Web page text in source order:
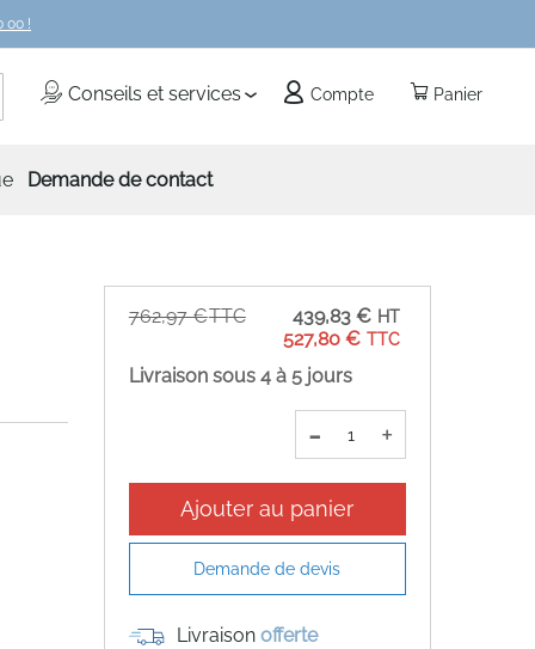
00 !
Panier
Conseils et services Compte
Rechercher
Demande de contact
Prix
Spécial
527,80 €
439,83 €
762,97 €
Livraison sous 4 à 5 jours
- +
Ajouter au panier
Demande de devis
Livraison offerte